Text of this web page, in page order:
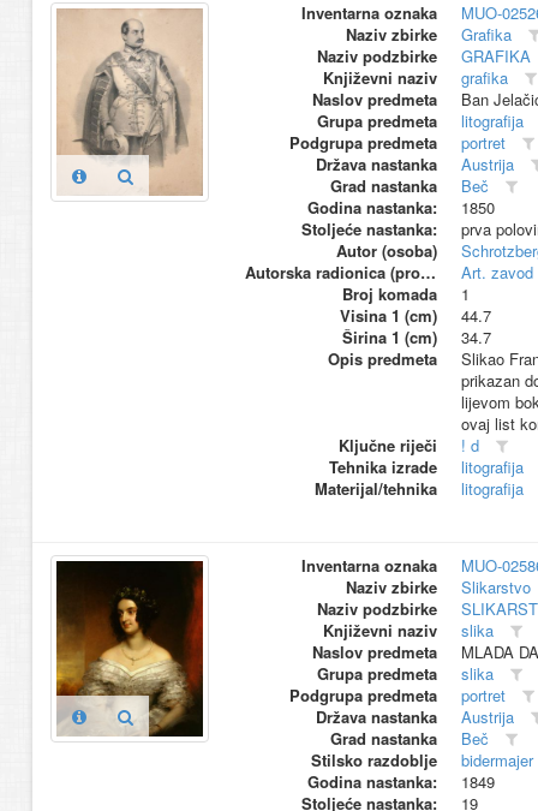
Inventarna oznaka
MUO-
Naziv zbirke
Grafika
Naziv podzbirke
GRAFIKA
Književni naziv
grafika
Naslov predmeta
Ban
Grupa predmeta
litografija
Podgrupa predmeta
portret
Država nastanka
Austrija
Grad nastanka
Beč
Godina nastanka:
1850
Stoljeće nastanka:
prva
Autor (osoba)
Autorska radionica (proizvođač)
Art. zavod
Broj komada
1
Visina 1 (cm)
44.7
Širina 1 (cm)
34.7
Opis predmeta
Slikao
prikazan
lijevom
ovaj list
Ključne riječi
! d
Tehnika izrade
litografija
Materijal/tehnika
litografija
Inventarna oznaka
MUO-
Naziv zbirke
Slikarstvo
Naziv podzbirke
Književni naziv
slika
Naslov predmeta
MLADA
Grupa predmeta
slika
Podgrupa predmeta
portret
Država nastanka
Austrija
Grad nastanka
Beč
Stilsko razdoblje
bidermajer
Godina nastanka:
1849
Stoljeće nastanka:
19